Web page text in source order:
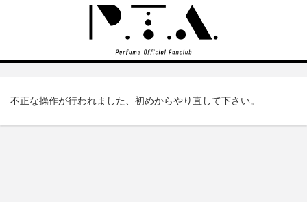
不正な操作が行われました、初めからやり直して下さい。